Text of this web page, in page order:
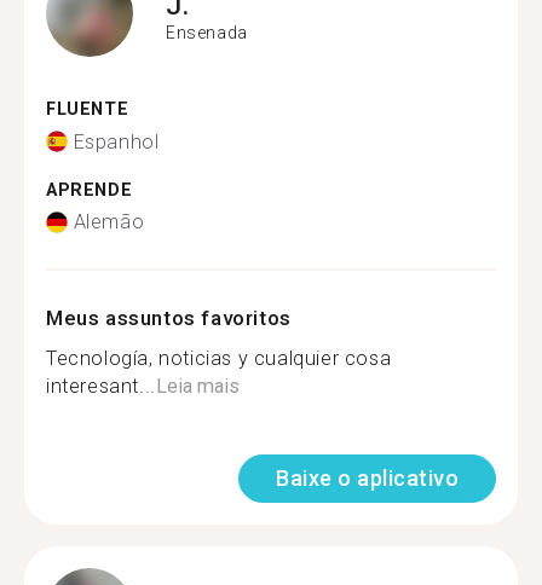
Ensenada
FLUENTE
Espanhol
APRENDE
Alemão
Meus assuntos favoritos
Tecnología, noticias y cualquier cosa
interesant...Leia mais
Baixe o aplicativo